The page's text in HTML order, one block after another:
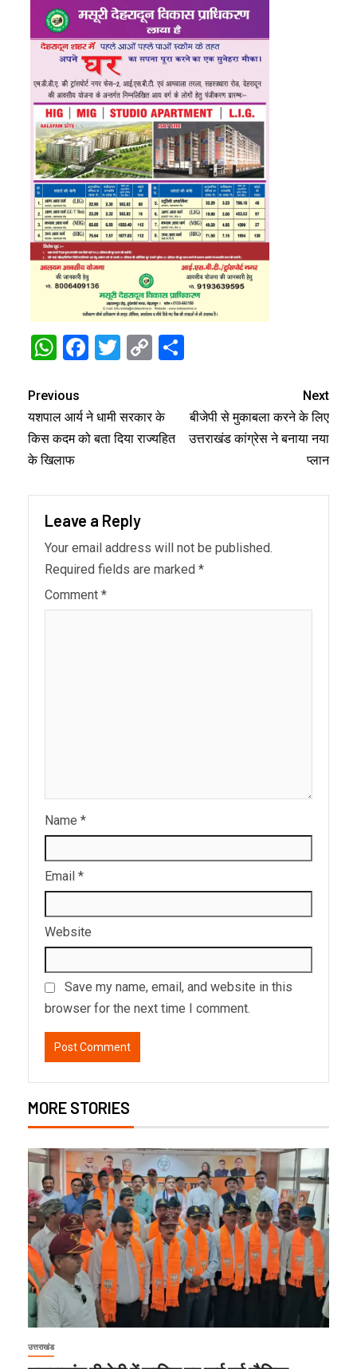
WhatsApp
Facebook
Twitter
Copy
Previous
यशपाल आर्य ने धामी सरकार के
किस कदम को बता दिया राज्यहित
के खिलाफ
Next
बीजेपी से मुकाबला करने के लिए
उत्तराखंड कांग्रेस ने बनाया नया
प्लान
Leave a Reply
Your email address will not be published.
Required fields are marked *
Comment *
Name *
Email *
Website
Save my name, email, and website in this
browser for the next time I comment.
MORE STORIES
उत्तराखंड